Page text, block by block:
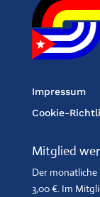
Impressum
Cookie-
Mitglied
Der
3,00 €. Im